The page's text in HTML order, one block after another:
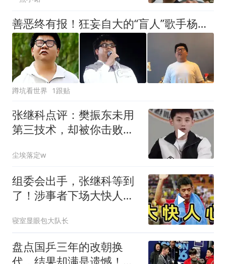
善恶终有报！狂妄自大的“盲人”歌手杨光，终究付出了惨痛代价
蹲坑看世界 1跟贴
张继科点评：樊振东未用
第三技术，却被你击败的
尘埃落定w
组委会出手，张继科等到
了！涉事者下场大快人
寝室显眼包大队长
盘点国乒三年的改朝换